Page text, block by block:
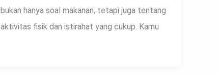
bukan hanya soal makanan, tetapi juga tentang
aktivitas fisik dan istirahat yang cukup. Kamu